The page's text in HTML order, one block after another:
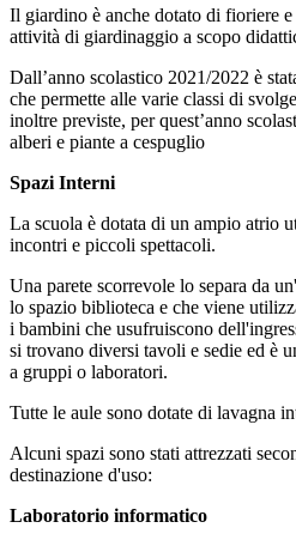
Il giardino è anche dotato di fioriere
attività di giardinaggio a scopo
Dall’anno scolastico 2021/2022 è
che permette alle varie classi di
inoltre previste, per quest’anno
alberi e piante a cespuglio
Spazi Interni
La scuola è dotata di un ampio atrio
incontri e piccoli spettacoli.
Una parete scorrevole lo separa da
lo spazio biblioteca e che viene
i bambini che usufruiscono
si trovano diversi tavoli e sedie ed è
a gruppi o laboratori.
Tutte le aule sono dotate di lavagna
Alcuni spazi sono stati attrezzati
destinazione d'uso:
Laboratorio informatico